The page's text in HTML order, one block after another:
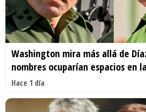
Washington mira más allá de
nombres ocuparían espacios en
Hace 1 día